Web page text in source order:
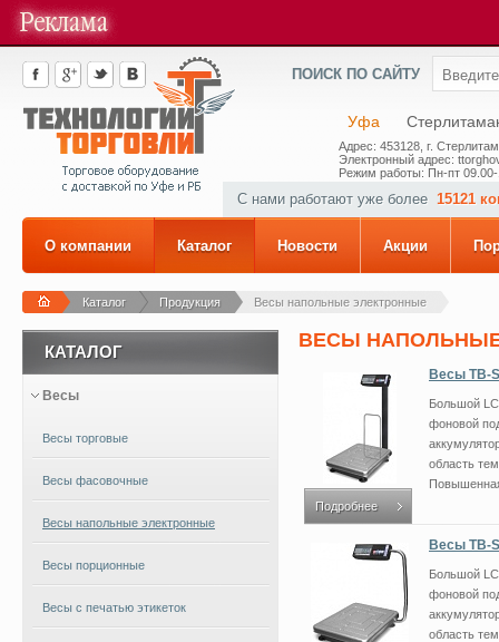
ПОИСК ПО САЙТУ
Уфа
Адрес: 453128, г.
Электронный адрес:
Режим работы: Пн-пт
С нами работают уже более 15121
О компании Каталог Новости Акции
Каталог Продукция Весы напольные электронные
ВЕСЫ
Подробнее
Весы ТВ-
Большой
фоновой
область
Весы ТВ-
Большой
фоновой
область
КАТАЛОГ
Весы
Весы торговые
Весы фасовочные
Весы напольные электронные
Весы порционные
Весы с печатью этикеток